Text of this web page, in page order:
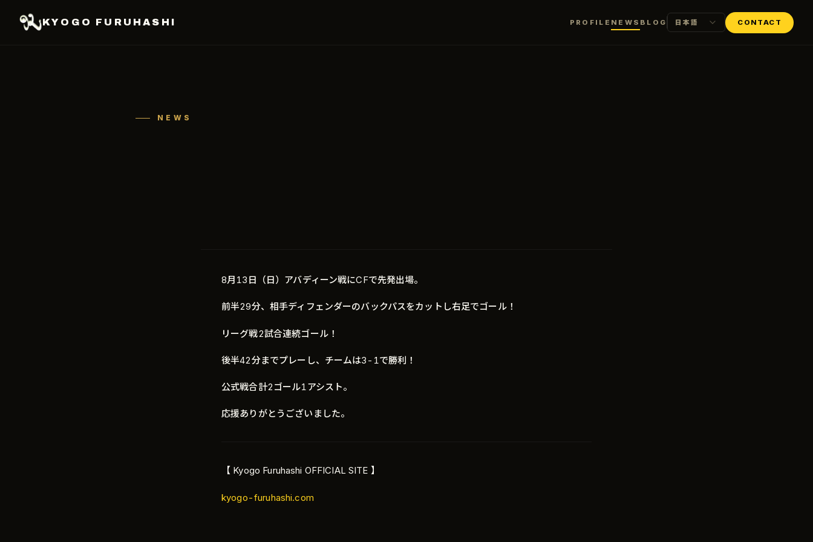
KYOGO FURUHASHI PROFILE NEWS BLOG 日本語 CONTACT
NEWS
8月13日（日）アバディーン戦にCFで先発出場。
前半29分、相手ディフェンダーのバックパスをカットし右足でゴール！
リーグ戦2試合連続ゴール！
後半42分までプレーし、チームは3-1で勝利！
公式戦合計2ゴール1アシスト。
応援ありがとうございました。
【 Kyogo Furuhashi OFFICIAL SITE 】
kyogo-furuhashi.com